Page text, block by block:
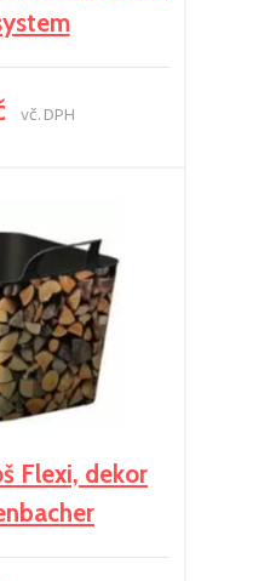
vč. DPH
Flexi, dekor